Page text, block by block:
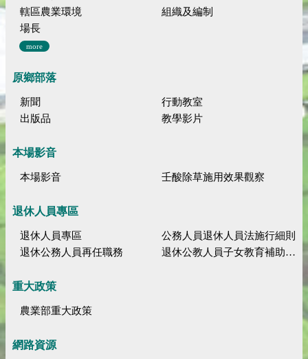
轄區農業環境
組織及編制
場長
more
原鄉部落
新聞
行動教室
出版品
教學影片
本場影音
本場影音 壬酸除草施用效果觀察
退休人員專區
退休人員專區
公務人員退休人員法施行細則
退休公務人員再任職務
退休公教人員子女教育補助規定
重大政策
農業部重大政策
網路資源